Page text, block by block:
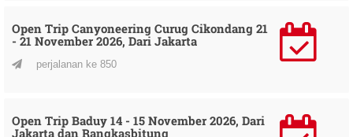
Open Trip Canyoneering Curug Cikondang 21
- 21 November 2026, Dari Jakarta
perjalanan ke 850
Open Trip Baduy 14 - 15 November 2026, Dari
Jakarta dan Rangkasbitung